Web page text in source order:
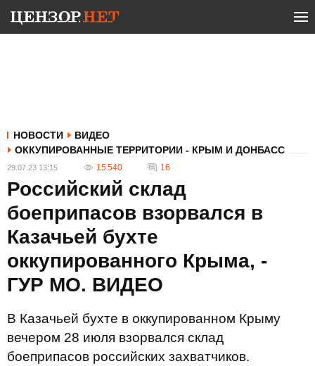
НОВОСТИ
ВИДЕО
ОККУПИРОВАННЫЕ ТЕРРИТОРИИ - КРЫМ И ДОНБАСС
29.07.23 13:15 15 540 16
Российский склад
боеприпасов взорвался в
Казачьей бухте
оккупированного Крыма, -
ГУР МО. ВИДЕО
В Казачьей бухте в оккупированном Крыму
вечером 28 июля взорвался склад
боеприпасов российских захватчиков.